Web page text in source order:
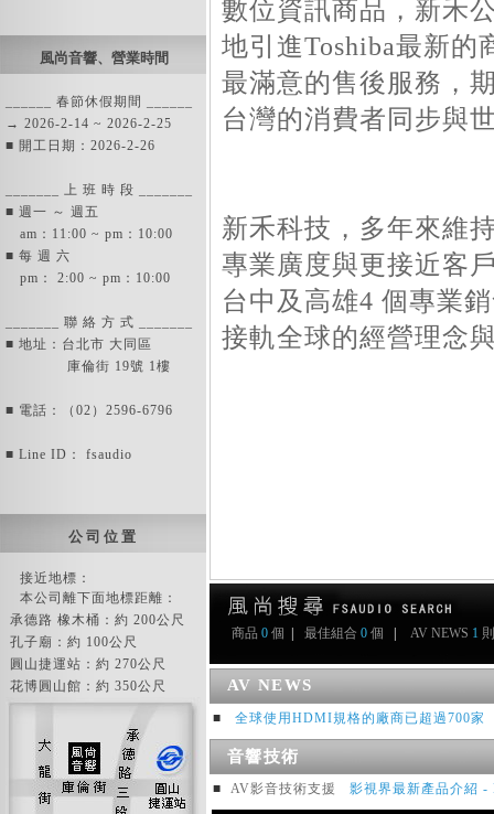
風尚音響、營業時間
______ 春節休假期間 ______
→ 2026-2-14 ~ 2026-2-25
■ 開工日期：2026-2-26
_______ 上 班 時 段 _______
■ 週一 ～ 週五
am：11:00 ~ pm：10:00
■ 每 週 六
pm： 2:00 ~ pm：10:00
_______ 聯 絡 方 式 _______
■ 地址：台北市 大同區
庫倫街 19號 1樓
■ 電話：（02）2596-6796
■ Line ID： fsaudio
公 司 位 置
接近地標：
本公司離下面地標距離：
承德路 橡木桶：約 200公尺
孔子廟：約 100公尺
圓山捷運站：約 270公尺
花博圓山館：約 350公尺
數位資訊商品，新禾
地引進Toshiba最新
最滿意的售後服務，
台灣的消費者同步與
新禾科技，多年來維
專業廣度與更接近客
台中及高雄4 個專業
接軌全球的經營理念
商品 0 個 最佳組合 0 個 AV NEWS 1 則
AV NEWS
■ 全球使用HDMI規格的廠商已超過700家
音響技術
■ AV影音技術支援 影視界最新產品介紹